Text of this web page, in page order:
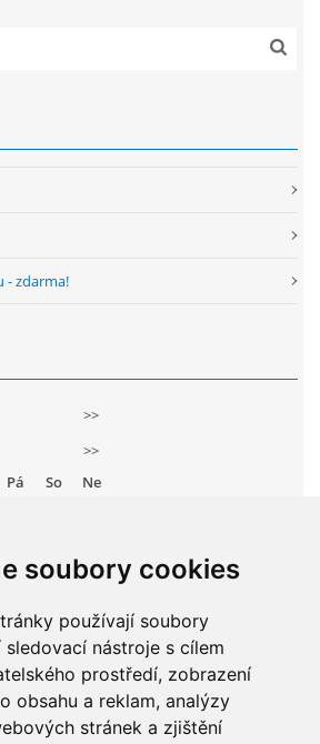
soubory cookies
používají soubory
nástroje s cílem
prostředí, zobrazení
obsahu a reklam, analýzy
stránek a zjištění
- zdarma!
>>
>>
Pá So
Ne
14 15
16
21 22
23
28 29
30